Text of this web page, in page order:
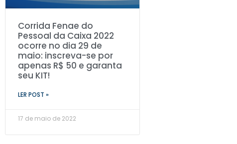
Corrida Fenae do
Pessoal da Caixa 2022
ocorre no dia 29 de
maio: inscreva-se por
apenas R$ 50 e garanta
seu KIT!
LER POST »
17 de maio de 2022